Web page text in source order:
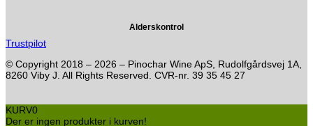
Alderskontrol
Trustpilot
© Copyright 2018 – 2026 – Pinochar Wine ApS, Rudolfgårdsvej 1A,
8260 Viby J. All Rights Reserved. CVR-nr. 39 35 45 27
KURV0
Der er ingen produkter i kurven!